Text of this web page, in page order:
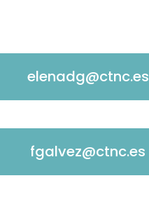
elenadg@ctnc.es
fgalvez@ctnc.es